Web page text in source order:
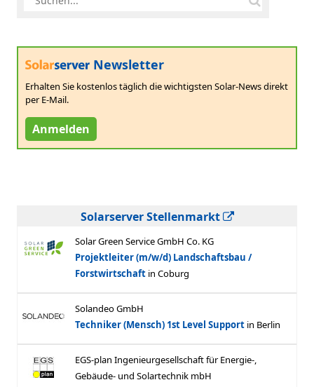
Newsletter
Erhalten Sie kostenlos täglich die wichtigsten Solar-News direkt
per E-Mail.
Anmelden
Solarserver Stellenmarkt